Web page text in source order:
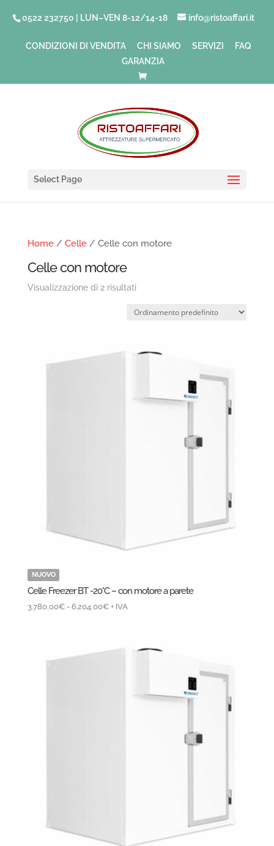
0522 232750 | LUN–VEN 8-12/14-18 info@ristoaffari.it
CONDIZIONI DI VENDITA CHI SIAMO SERVIZI
FAQ
GARANZIA
Select Page
Home/ Celle/ Celle con motore
Celle con motore
Visualizzazione di 2 risultati
NUOVO
Celle Freezer BT -20°C – con motore a parete
3.780,00€ - 6.204,00€Fascia
+ IVA